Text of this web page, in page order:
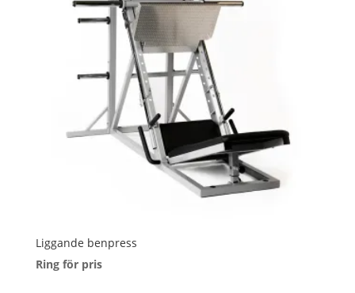
Liggande benpress
Ring för pris